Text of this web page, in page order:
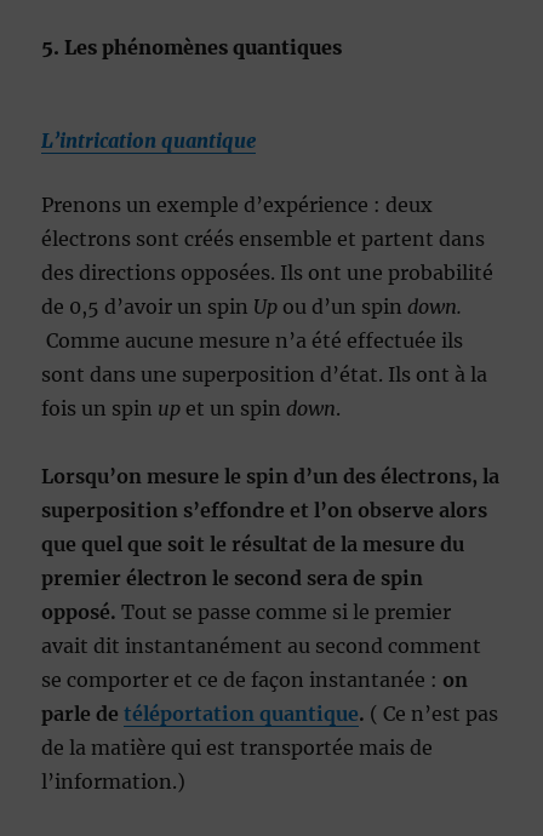
5. Les phénomènes quantiques
L’intrication quantique
Prenons un exemple d’expérience : deux
électrons sont créés ensemble et partent dans
des directions opposées. Ils ont une probabilité
de 0,5 d’avoir un spin Up ou d’un spindown.
Comme aucune mesure n’a été effectuée ils
sont dans une superposition d’état. Ils ont à la
fois un spin up et un spindown.
Lorsqu’on mesure le spin d’un des électrons, la
superposition s’effondre et l’on observe alors
que quel que soit le résultat de la mesure du
premier électron le second sera de spin
opposé. Tout se passe comme si le premier
avait dit instantanément au second comment
se comporter et ce de façon instantanée : on
parle detéléportation quantique. ( Ce n’est pas
de la matière qui est transportée mais de
l’information.)